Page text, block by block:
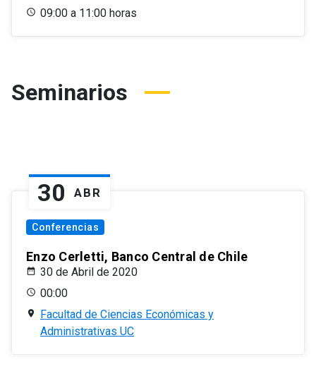
09:00 a 11:00 horas
Seminarios
30 ABR
Conferencias
Enzo Cerletti, Banco Central de Chile
30 de Abril de 2020
00:00
Facultad de Ciencias Económicas y
Administrativas UC